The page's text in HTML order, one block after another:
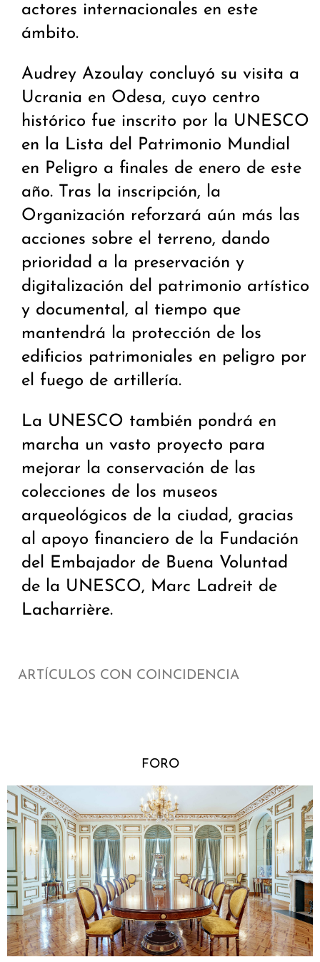
actores internacionales en este
ámbito.
Audrey Azoulay concluyó su visita a
Ucrania en Odesa, cuyo centro
histórico fue inscrito por la UNESCO
en la Lista del Patrimonio Mundial
en Peligro a finales de enero de este
año. Tras la inscripción, la
Organización reforzará aún más las
acciones sobre el terreno, dando
prioridad a la preservación y
digitalización del patrimonio artístico
y documental, al tiempo que
mantendrá la protección de los
edificios patrimoniales en peligro por
el fuego de artillería.
La UNESCO también pondrá en
marcha un vasto proyecto para
mejorar la conservación de las
colecciones de los museos
arqueológicos de la ciudad, gracias
al apoyo financiero de la Fundación
del Embajador de Buena Voluntad
de la UNESCO, Marc Ladreit de
Lacharrière.
ARTÍCULOS CON COINCIDENCIA
FORO